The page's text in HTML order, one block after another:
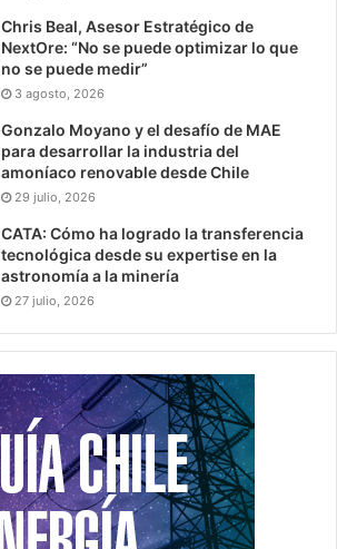
Chris Beal, Asesor Estratégico de
NextOre: “No se puede optimizar lo que
no se puede medir”
3 agosto, 2026
Gonzalo Moyano y el desafío de MAE
para desarrollar la industria del
amoníaco renovable desde Chile
29 julio, 2026
CATA: Cómo ha logrado la transferencia
tecnológica desde su expertise en la
astronomía a la minería
27 julio, 2026